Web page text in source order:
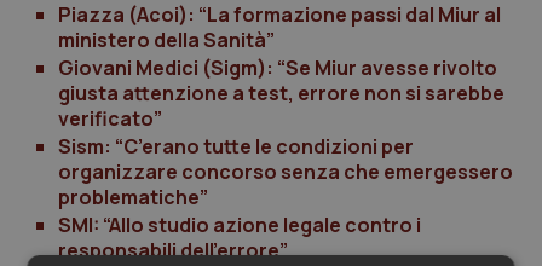
Sangue & coagulazione
Tiroide
Tumore al seno
Tumore ovarico
Piazza (Acoi): “La formazione passi dal Miur al
ministero della Sanità”
Giovani Medici (Sigm): “Se Miur avesse rivolto
giusta attenzione a test, errore non si sarebbe
verificato”
Sism: “C’erano tutte le condizioni per
organizzare concorso senza che emergessero
problematiche”
SMI: “Allo studio azione legale contro i
responsabili dell’errore”